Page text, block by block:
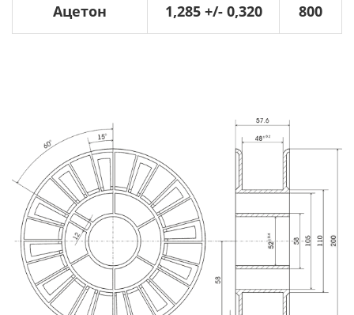
Ацетон 1,285 +/- 0,320 800